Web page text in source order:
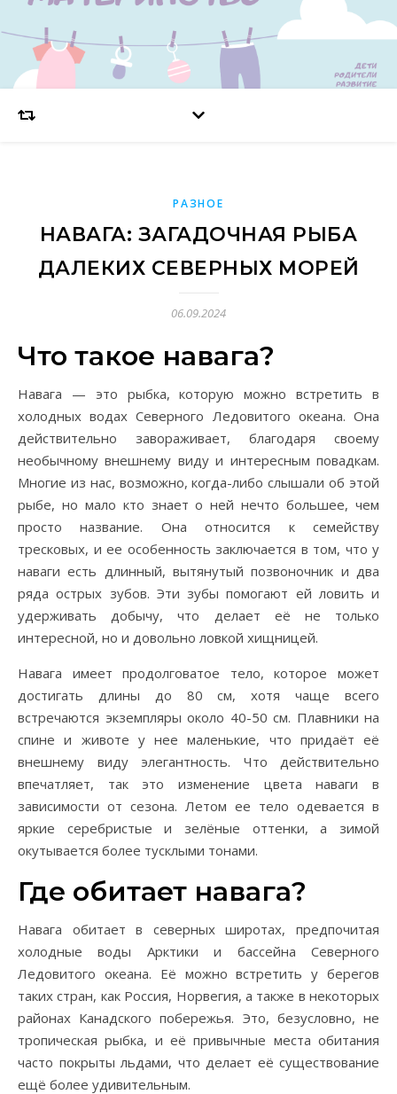
РАЗНОЕ
НАВАГА: ЗАГАДОЧНАЯ РЫБА
ДАЛЕКИХ СЕВЕРНЫХ МОРЕЙ
06.09.2024
Что такое навага?
Навага — это рыбка, которую можно встретить в
холодных водах Северного Ледовитого океана. Она
действительно завораживает, благодаря своему
необычному внешнему виду и интересным повадкам.
Многие из нас, возможно, когда-либо слышали об этой
рыбе, но мало кто знает о ней нечто большее, чем
просто название. Она относится к семейству
тресковых, и ее особенность заключается в том, что у
наваги есть длинный, вытянутый позвоночник и два
ряда острых зубов. Эти зубы помогают ей ловить и
удерживать добычу, что делает её не только
интересной, но и довольно ловкой хищницей.
Навага имеет продолговатое тело, которое может
достигать длины до 80 см, хотя чаще всего
встречаются экземпляры около 40-50 см. Плавники на
спине и животе у нее маленькие, что придаёт её
внешнему виду элегантность. Что действительно
впечатляет, так это изменение цвета наваги в
зависимости от сезона. Летом ее тело одевается в
яркие серебристые и зелёные оттенки, а зимой
окутывается более тусклыми тонами.
Где обитает навага?
Навага обитает в северных широтах, предпочитая
холодные воды Арктики и бассейна Северного
Ледовитого океана. Её можно встретить у берегов
таких стран, как Россия, Норвегия, а также в некоторых
районах Канадского побережья. Это, безусловно, не
тропическая рыбка, и её привычные места обитания
часто покрыты льдами, что делает её существование
ещё более удивительным.